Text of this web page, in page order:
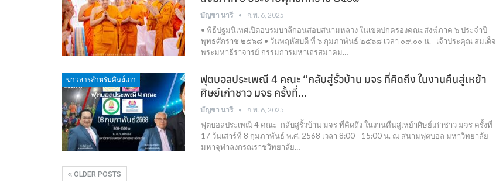
บัญชา นารี ก.พ. 6, 2025
• พิธีปฐมนิเทศเปิดอบรมบาลีก่อนสอบสนามหลวง ในเขตปกครองคณะสงฆ์ภาค ๖ ประจำปี
พุทธศักราช ๒๕๖๘ • วันพฤหัสบดี ที่ ๖ กุมภาพันธ์ ๒๕๖๘ เวลา ๐๙.๐๐ น. เจ้าประคุณ สมเด็จ
พระมหาธีราจารย์ กรรมการมหาเถรสมาคม…
ข่าวสารสำหรับศิษย์เก่า
ฟุตบอลประเพณี 4 คณะ “กลับสู่รั้วบ้าน มจร ที่คิดถึง ในงานคืนสู่เหย้า
ศิษย์เก่าชาว มจร ครั้งที่…
บัญชา นารี ก.พ. 6, 2025
ฟุตบอลประเพณี 4 คณะ กลับสู่รั้วบ้าน มจร ที่คิดถึง ในงานคืนสู่เหย้าศิษย์เก่าชาว มจร ครั้งที่
17 วันเสาร์ที่ 8 กุมภาพันธ์ พ.ศ. 2568 เวลา 8:00 - 15:00 น. ณ สนามฟุตบอล มหาวิทยาลัย
มหาจุฬาลงกรณราชวิทยาลัย…
OLDER POSTS